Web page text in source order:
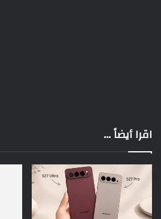
اقرا أيضاً ...